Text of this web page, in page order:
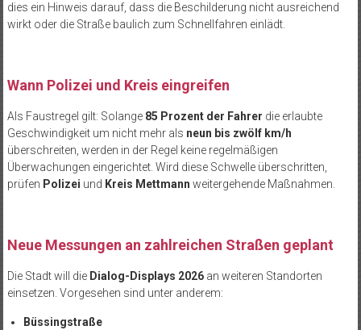
dies ein Hinweis darauf, dass die Beschilderung nicht ausreichend
wirkt oder die Straße baulich zum Schnellfahren einlädt.
Wann Polizei und Kreis eingreifen
Als Faustregel gilt: Solange 85 Prozent der Fahrer die erlaubte
Geschwindigkeit um nicht mehr als neun bis zwölf km/h
überschreiten, werden in der Regel keine regelmäßigen
Überwachungen eingerichtet. Wird diese Schwelle überschritten,
prüfen Polizei und Kreis Mettmann weitergehende Maßnahmen.
Neue Messungen an zahlreichen Straßen geplant
Die Stadt will die Dialog-Displays 2026an weiteren Standorten
einsetzen. Vorgesehen sind unter anderem:
Büssingstraße